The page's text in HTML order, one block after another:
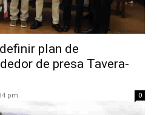
plan de
de presa Tavera-
pm 0